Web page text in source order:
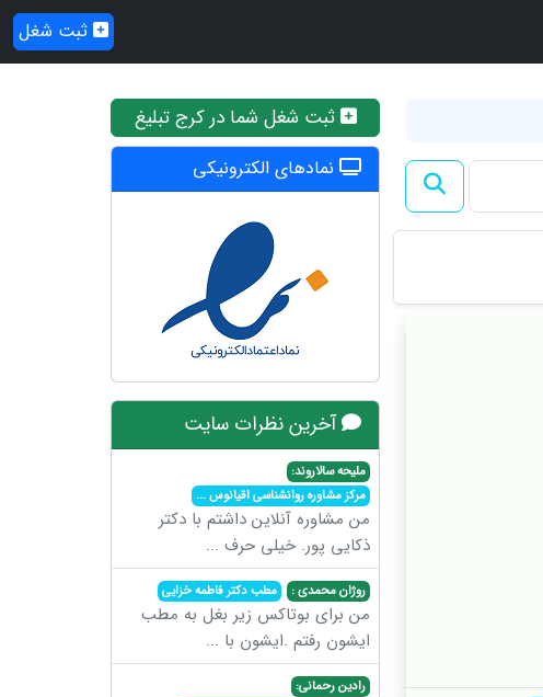
ثبت شغل
ثبت شغل شما در کرج تبلیغ
نمادهای الکترونیکی
آخرین نظرات سایت
ملیحه سالاروند:
مرکز مشاوره روانشناسی اقیانوس...
من مشاوره آنلاین داشتم با دکتر
ذکایی پور. خیلی حرف ...
روژان محمدی : مطب دکتر فاطمه خزایی
من برای بوتاکس زیر بغل به مطب
ایشون رفتم .ایشون با ...
رادین رحمانی: